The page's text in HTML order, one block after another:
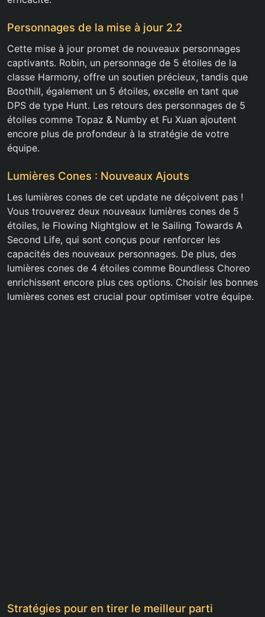
Personnages de la mise à jour 2.2
Cette mise à jour promet de nouveaux personnages
captivants. Robin, un personnage de 5 étoiles de la
classe Harmony, offre un soutien précieux, tandis que
Boothill, également un 5 étoiles, excelle en tant que
DPS de type Hunt. Les retours des personnages de 5
étoiles comme Topaz & Numby et Fu Xuan ajoutent
encore plus de profondeur à la stratégie de votre
équipe.
Lumières Cones : Nouveaux Ajouts
Les lumières cones de cet update ne déçoivent pas !
Vous trouverez deux nouveaux lumières cones de 5
étoiles, le Flowing Nightglow et le Sailing Towards A
Second Life, qui sont conçus pour renforcer les
capacités des nouveaux personnages. De plus, des
lumières cones de 4 étoiles comme Boundless Choreo
enrichissent encore plus ces options. Choisir les bonnes
lumières cones est crucial pour optimiser votre équipe.
Stratégies pour en tirer le meilleur parti